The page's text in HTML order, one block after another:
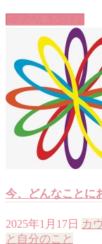
今、どんなことに
2025年1月17日 カ
と 自分のこと